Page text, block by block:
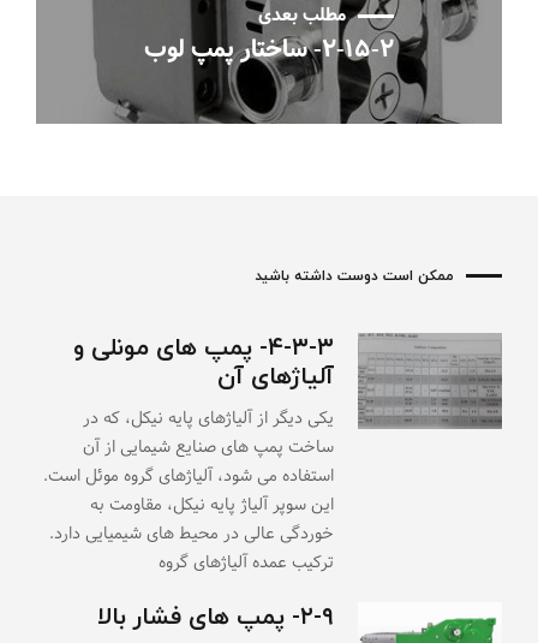
مطلب بعدی
۲-۱۵-۲- ساختار پمپ لوب
ممکن است دوست داشته باشید
۴-۳-۳- پمپ های مونلی و
آلیاژهای آن
یکی دیگر از آلیاژهای پایه نیکل، که در
ساخت پمپ های صنایع شیمایی از آن
استفاده می شود، آلیاژهای گروه موئل است.
این سوپر آلیاژ پایه نیکل، مقاومت به
خوردگی عالی در محیط های شیمیایی دارد.
ترکیب عمده آلیاژهای گروه
۲-۹- پمپ های فشار بالا